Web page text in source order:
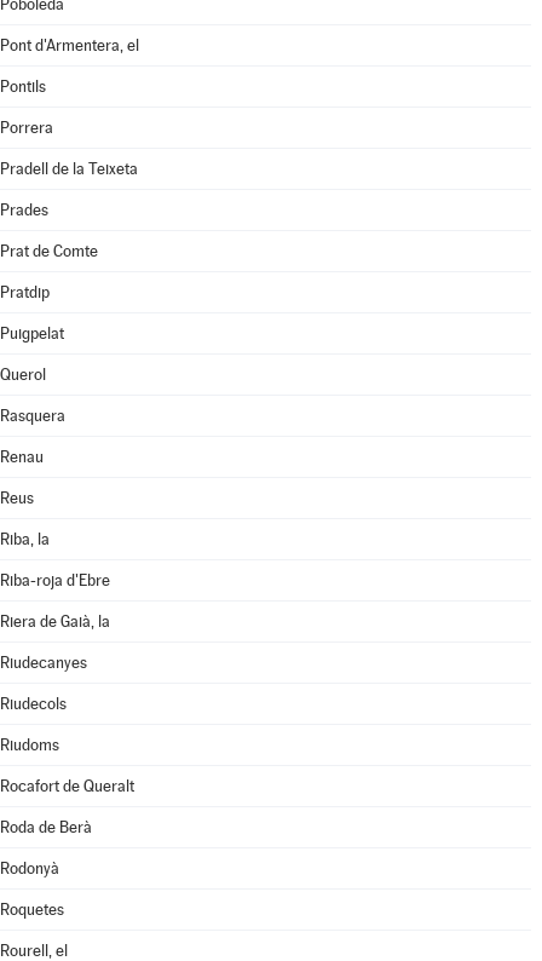
Poboleda
Pont d'Armentera, el
Pontils
Porrera
Pradell de la Teixeta
Prades
Prat de Comte
Pratdip
Puigpelat
Querol
Rasquera
Renau
Reus
Riba, la
Riba-roja d'Ebre
Riera de Gaià, la
Riudecanyes
Riudecols
Riudoms
Rocafort de Queralt
Roda de Berà
Rodonyà
Roquetes
Rourell, el